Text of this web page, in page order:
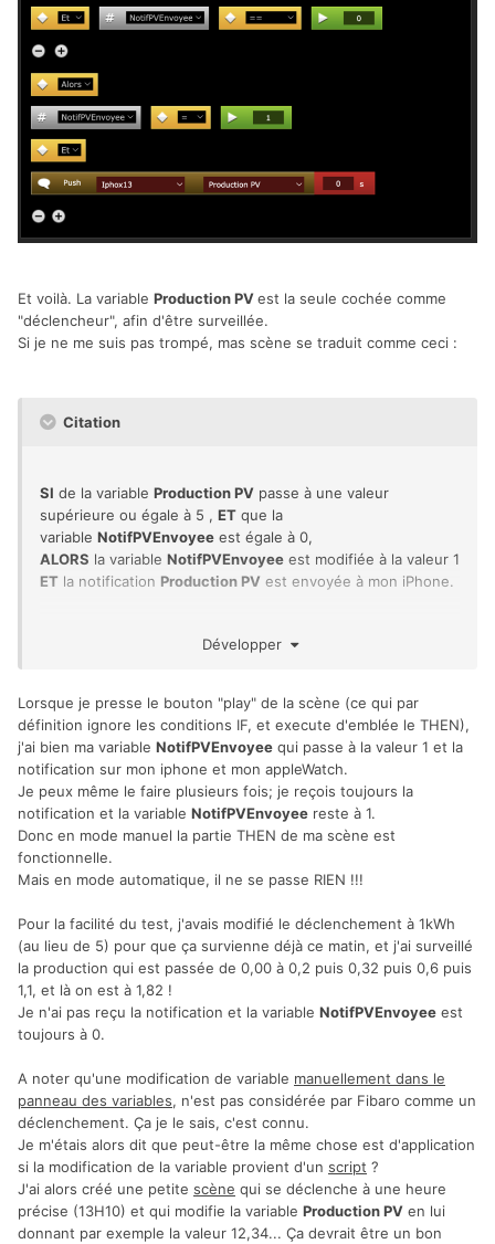
Et voilà. La variable Production PVest la seule cochée comme
"déclencheur", afin d'être surveillée.
Si je ne me suis pas trompé, mas scène se traduit comme ceci :
Citation
SI de la variable Production PV passe à une valeur
supérieure ou égale à 5 , ET que la
variable NotifPVEnvoyee est égale à 0,
ALORS la variable NotifPVEnvoyee est modifiée à la valeur 1
ET la notification Production PV est envoyée à mon iPhone.
Développer
Lorsque je presse le bouton "play" de la scène (ce qui par
définition ignore les conditions IF, et execute d'emblée le THEN),
j'ai bien ma variable NotifPVEnvoyee qui passe à la valeur 1 et la
notification sur mon iphone et mon appleWatch.
Je peux même le faire plusieurs fois; je reçois toujours la
notification et la variable NotifPVEnvoyee reste à 1.
Donc en mode manuel la partie THEN de ma scène est
fonctionnelle.
Mais en mode automatique, il ne se passe RIEN !!!
Pour la facilité du test, j'avais modifié le déclenchement à 1kWh
(au lieu de 5) pour que ça survienne déjà ce matin, et j'ai surveillé
la production qui est passée de 0,00 à 0,2 puis 0,32 puis 0,6 puis
1,1, et là on est à 1,82 !
Je n'ai pas reçu la notification et la variable NotifPVEnvoyee est
toujours à 0.
A noter qu'une modification de variable manuellement dans le
panneau des variables, n'est pas considérée par Fibaro comme un
déclenchement. Ça je le sais, c'est connu.
Je m'étais alors dit que peut-être la même chose est d'application
si la modification de la variable provient d'un script ?
J'ai alors créé une petite scène qui se déclenche à une heure
précise (13H10) et qui modifie la variable Production PV en lui
donnant par exemple la valeur 12,34... Ça devrait être un bon